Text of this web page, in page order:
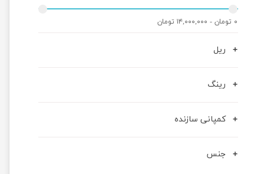
۰ تومان - ۱۴,۰۰۰,۰۰۰ تومان
ریل
رینگ
کمپانی سازنده
جنس